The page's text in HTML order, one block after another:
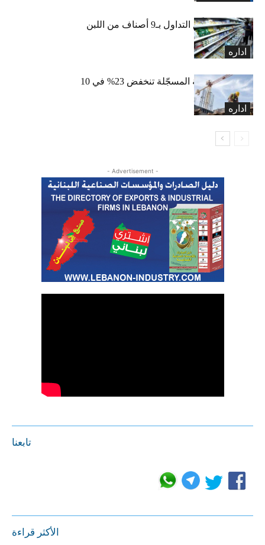
اداره
«الاقتصاد» تعلّق التداول بـ9 أصناف من اللبن
واللبنة
اداره
الرخص العقارية المسجّلة تنخفض 23% في 10
أشهر
- Advertisement -
تابعنا
الأكثر قراءة